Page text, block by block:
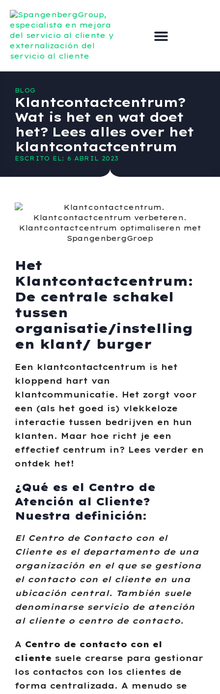
BLOG
Klantcontactcentrum?
Wat is het en wat doet
het? Lees alles over het
klantcontactcentrum
ESCRITO EL: 6 ABRIL 2023
Het
Klantcontactcentrum:
De centrale schakel
tussen
organisatie/instelling
en klant/ burger
Een klantcontactcentrum is het
kloppend hart van
klantcommunicatie. Het zorgt voor
een (als het goed is) vlekkeloze
interactie tussen bedrijven en hun
klanten. Maar hoe richt je een
effectief centrum in? Lees verder en
ontdek het!
¿Qué es el Centro de
Atención al Cliente?
Nuestra definición:
El Centro de Contacto con el
Cliente es el departamento de una
organización en el que se gestiona
el contacto con el cliente en una
ubicación central. También suele
denominarse servicio de atención
al cliente o centro de contacto.
A Centro de contacto con el
cliente suele crearse para gestionar
los contactos con los clientes de
forma centralizada. A menudo se